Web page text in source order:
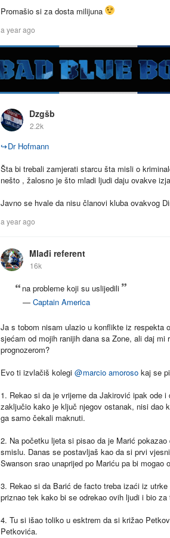
Promašio si za dosta milijuna
a year ago
Dzgšb
2.2k
↪Dr Hofmann
Šta bi trebali zamjerati starcu šta misli o
nešto , žalosno je što mladi ljudi daju ovakve
Javno se hvale da nisu članovi kluba ovakvog
a year ago
Mlađi referent
16k
na probleme koji su uslijedili
— Captain America
Ja s tobom nisam ulazio u konflikte iz respekta
sjećam od mojih ranijih dana sa Zone, ali daj
prognozerom?
Evo ti izvlačiš kolegi @marcio amoroso kaj se
1. Rekao si da je vrijeme da Jakirović ipak ode
zaključio kako je ključ njegov ostanak, nisi dao
ga samo čekali maknuti.
2. Na početku ljeta si pisao da je Marić
smislu. Danas se postavljaš kao da si prvi
Swanson srao unaprijed po Mariću pa bi mogao
3. Rekao si da Barić de facto treba izaći iz
priznao tek kako bi se odrekao ovih ljudi i bio
4. Tu si išao toliko u esktrem da si križao
Petkovića.